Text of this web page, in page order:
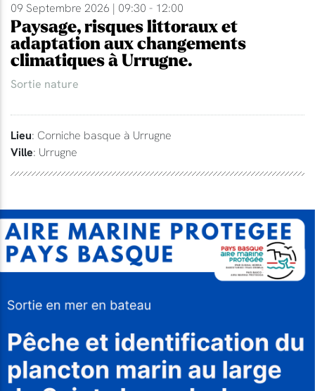
09 Septembre 2026 | 09:30 - 12:00
Paysage, risques littoraux et
adaptation aux changements
climatiques à Urrugne.
Sortie nature
Lieu: Corniche basque à Urrugne
Ville: Urrugne